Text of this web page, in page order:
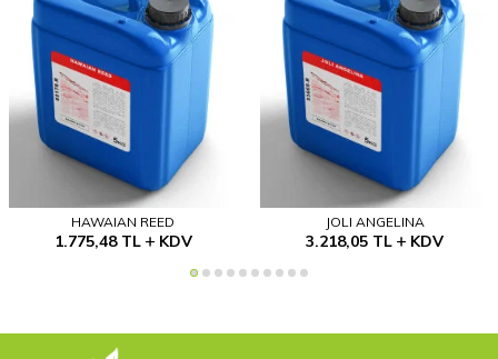
HAWAIAN REED
1.775,48TL KDV
JOLI ANGELINA
3.218,05 TL KDV